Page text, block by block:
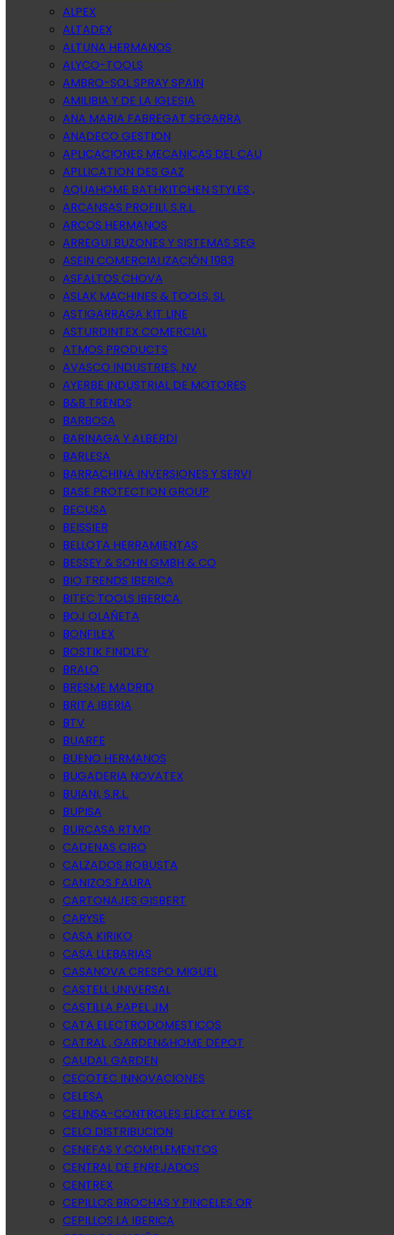
ALPEX
ALTADEX
ALTUNA HERMANOS
ALYCO-TOOLS
AMBRO-SOL SPRAY SPAIN
AMILIBIA Y DE LA IGLESIA
ANA MARIA FABREGAT SEGARRA
ANADECO GESTION
APLICACIONES MECANICAS DEL CAU
APLLICATION DES GAZ
AQUAHOME BATHKITCHEN STYLES ,
ARCANSAS PROFILI, S.R.L.
ARCOS HERMANOS
ARREGUI BUZONES Y SISTEMAS SEG
ASEIN COMERCIALIZACIÓN 1983
ASFALTOS CHOVA
ASLAK MACHINES & TOOLS, SL
ASTIGARRAGA KIT LINE
ASTURDINTEX COMERCIAL
ATMOS PRODUCTS
AVASCO INDUSTRIES, NV
AYERBE INDUSTRIAL DE MOTORES
B&B TRENDS
BARBOSA
BARINAGA Y ALBERDI
BARLESA
BARRACHINA INVERSIONES Y SERVI
BASE PROTECTION GROUP
BECUSA
BEISSIER
BELLOTA HERRAMIENTAS
BESSEY & SOHN GMBH & CO
BIO TRENDS IBERICA
BITEC TOOLS IBERICA.
BOJ OLAÑETA
BONFILEX
BOSTIK FINDLEY
BRALO
BRESME MADRID
BRITA IBERIA
BTV
BUARFE
BUENO HERMANOS
BUGADERIA NOVATEX
BUIANI, S.R.L.
BUPISA
BURCASA RTMD
CADENAS CIRO
CALZADOS ROBUSTA
CANIZOS FAURA
CARTONAJES GISBERT
CARYSE
CASA KIRIKO
CASA LLEBARIAS
CASANOVA CRESPO MIGUEL
CASTELL UNIVERSAL
CASTILLA PAPEL JM
CATA ELECTRODOMESTICOS
CATRAL , GARDEN&HOME DEPOT
CAUDAL GARDEN
CECOTEC INNOVACIONES
CELESA
CELINSA-CONTROLES ELECT.Y DISE
CELO DISTRIBUCION
CENEFAS Y COMPLEMENTOS
CENTRAL DE ENREJADOS
CENTREX
CEPILLOS BROCHAS Y PINCELES OR
CEPILLOS LA IBERICA